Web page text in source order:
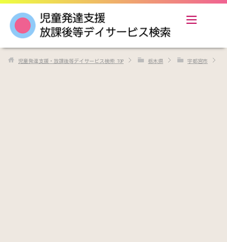
児童発達支援・放課後等デイサービス検索 TOP 栃木県 宇都宮市